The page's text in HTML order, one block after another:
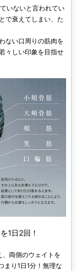
いないと言われてい
で衰えてしまい、た
ない口周りの筋肉を
々しい印象を目指せ
1日2回！
、両側のウェイトを
まり1日1分！無理な